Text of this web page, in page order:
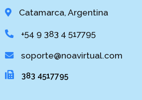
Catamarca, Argentina
+54 9 383 4 517795
soporte@noavirtual.com
383 4517795